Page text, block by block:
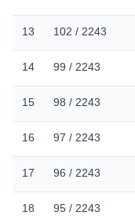
13 102 / 2243
14 99 / 2243
15 98 / 2243
16 97 / 2243
17 96 / 2243
18 95 / 2243